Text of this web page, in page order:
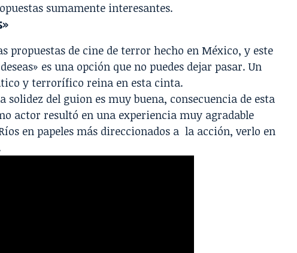
sumamente interesantes.
propuestas de cine de terror hecho en México, y este
es una opción que no puedes dejar pasar. Un
y terrorífico reina en esta cinta.
solidez del guion es muy buena, consecuencia de esta
actor resultó en una experiencia muy agradable
en papeles más direccionados a la acción, verlo en